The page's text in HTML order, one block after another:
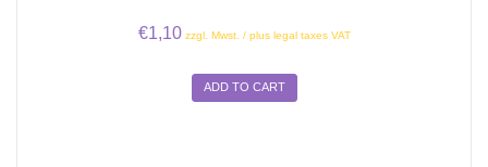
€1,10 zzgl. Mwst. / plus legal taxes VAT
ADD TO CART